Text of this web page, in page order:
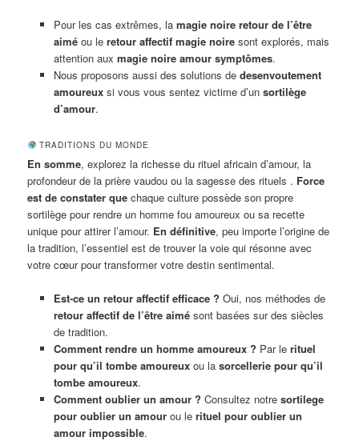
Pour les cas extrêmes, la magie noire retour de l’être
aiméou le retour affectif magie noiresont explorés, mais
attention aux magie noire amour symptômes.
Nous proposons aussi des solutions de desenvoutement
amoureuxsi vous vous sentez victime d’un sortilège
d’amour.
TRADITIONS DU MONDE
En somme, explorez la richesse du rituel africain d’amour, la
profondeur de la prière vaudou ou la sagesse des rituels . Force
est de constater que chaque culture possède son propre
sortilège pour rendre un homme fou amoureux ou sa recette
unique pour attirer l’amour. En définitive, peu importe l’origine de
la tradition, l’essentiel est de trouver la voie qui résonne avec
votre cœur pour transformer votre destin sentimental.
Est-ce un retour affectif efficace ? Oui, nos méthodes de
retour affectif de l’être aimésont basées sur des siècles
de tradition.
Comment rendre un homme amoureux ? Par le rituel
pour qu’il tombe amoureuxou la sorcellerie pour qu’il
tombe amoureux.
Comment oublier un amour ? Consultez notre sortilege
pour oublier un amourou le rituel pour oublier un
amour impossible.